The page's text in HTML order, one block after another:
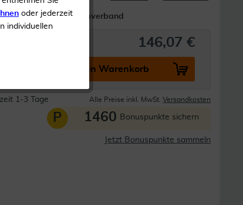
PU Schaumverband
146,07 €
In den Warenkorb
1-3 Tage Alle Preise inkl. MwSt. Versandkosten
P 1460 Bonuspunkte sichern
Jetzt Bonuspunkte sammeln
oder jederzeit
individuellen